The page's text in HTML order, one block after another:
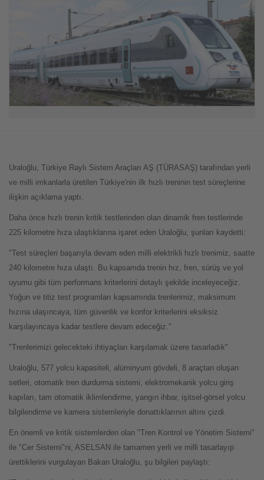
ediyor!
Uraloğlu, Türkiye Raylı Sistem Araçları AŞ (TÜRASAŞ) tarafından yerli
ve milli imkanlarla üretilen Türkiye'nin ilk hızlı treninin test süreçlerine
ilişkin açıklama yaptı.
Daha önce hızlı trenin kritik testlerinden olan dinamik fren testlerinde
225 kilometre hıza ulaştıklarına işaret eden Uraloğlu, şunları kaydetti:
"Test süreçleri başarıyla devam eden milli elektrikli hızlı trenimiz, saatte
240 kilometre hıza ulaştı. Bu kapsamda trenin hız, fren, sürüş ve yol
uyumu gibi tüm performans kriterlerini detaylı şekilde inceleyeceğiz.
Yoğun ve titiz test programları kapsamında trenlerimiz, maksimum
hızına ulaşıncaya, tüm güvenlik ve konfor kriterlerini eksiksiz
karşılayıncaya kadar testlere devam edeceğiz."
"Trenlerimizi gelecekteki ihtiyaçları karşılamak üzere tasarladık"
Uraloğlu, 577 yolcu kapasiteli, alüminyum gövdeli, 8 araçtan oluşan
setleri, otomatik tren durdurma sistemi, elektromekanik yolcu giriş
kapıları, tam otomatik iklimlendirme, yangın ihbar, işitsel-görsel yolcu
bilgilendirme ve kamera sistemleriyle donattıklarının altını çizdi.
En önemli ve kritik sistemlerden olan "Tren Kontrol ve Yönetim Sistemi"
ile "Cer Sistemi"ni, ASELSAN ile tamamen yerli ve milli tasarlayıp
ürettiklerini vurgulayan Bakan Uraloğlu, şu bilgileri paylaştı: